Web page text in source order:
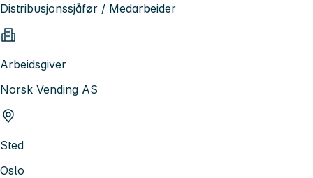
Distribusjonssjåfør / Medarbeider
Arbeidsgiver
Norsk Vending AS
Sted
Oslo